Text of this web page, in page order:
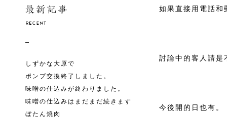
しずかな大原で
ポンプ交換終了しました。
味噌の仕込みが終わりました。
味噌の仕込みはまだまだ続きます
ぼたん焼肉
如果直接用電話和
討論中的客人請是
今後開的日也有。